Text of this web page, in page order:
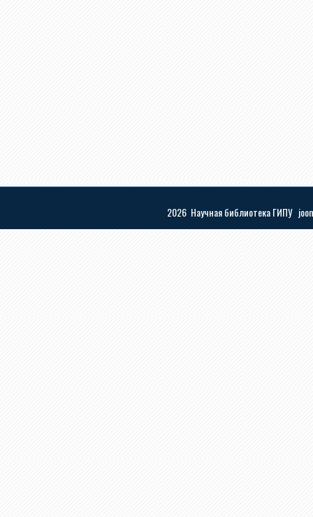
2026 Научная библиотека ГИПУ